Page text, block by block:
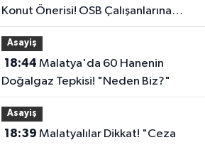
Konut Önerisi! OSB Çalışanlarına
Faizsiz Ev Çağrısı..
Asayiş
18:44
Doğalgaz Tepkisi! "Neden Biz?"
Asayiş
18:39